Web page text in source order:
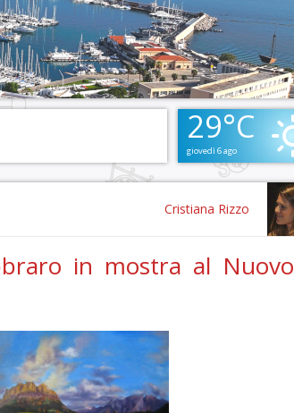
29°C
giovedì 6 ago
Cristiana Rizzo
in mostra al Nuovo